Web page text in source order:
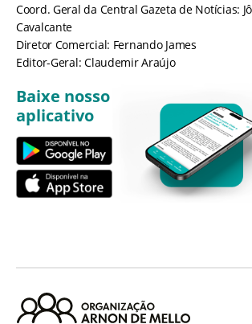
Coord. Geral da Central Gazeta de Notícias:
Cavalcante
Diretor Comercial: Fernando James
Editor-Geral: Claudemir Araújo
Baixe nosso
aplicativo